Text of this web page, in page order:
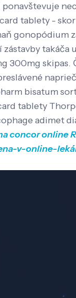
tablety -
gonopódium
takáča
300mg skipas.
bisatum
tablety
adimet
concor online
v-online-